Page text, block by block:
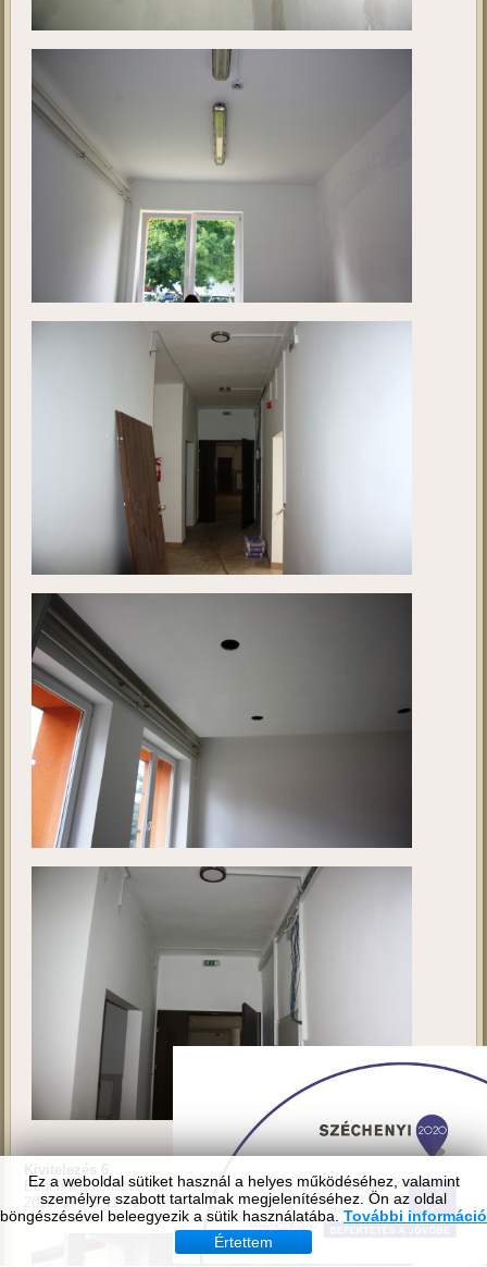
Ez a weboldal sütiket használ a helyes működéséhez, valamint
személyre szabott tartalmak megjelenítéséhez. Ön az oldal
böngészésével beleegyezik a sütik használatába. További információ
Értettem